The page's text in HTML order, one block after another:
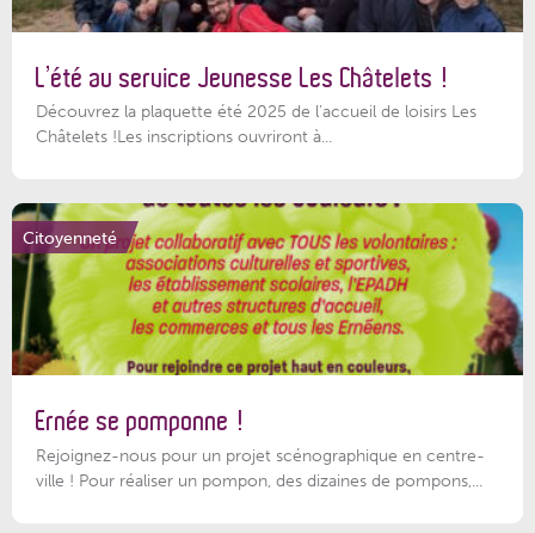
L’été au service Jeunesse Les Châtelets !
Découvrez la plaquette été 2025 de l’accueil de loisirs Les
Châtelets !Les inscriptions ouvriront à...
Citoyenneté
Ernée se pomponne !
Rejoignez-nous pour un projet scénographique en centre-
ville ! Pour réaliser un pompon, des dizaines de pompons,...